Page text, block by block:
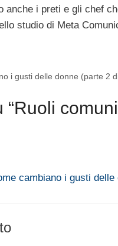
anche i preti e gli chef
studio di Meta
i gusti delle donne (parte 2
“Ruoli
cambiano i gusti